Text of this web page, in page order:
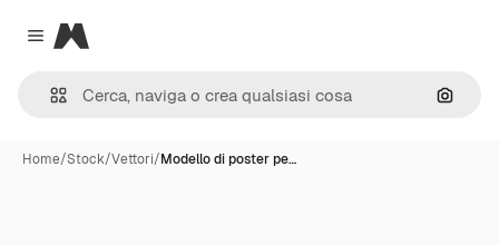
Close menu
Magnific
Cerca
Home/Stock/Vettori/Modello di poster pe…